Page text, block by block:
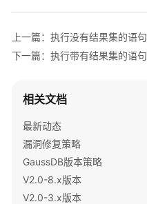
指
南
发
南
开
发
指
上一篇：执行没有结果集的语句
下一篇：执行带有结果集的语句
相关文档
最新动态
漏洞修复策略
GaussDB版本策略
V2.0-8.x版本
V2.0-3.x版本